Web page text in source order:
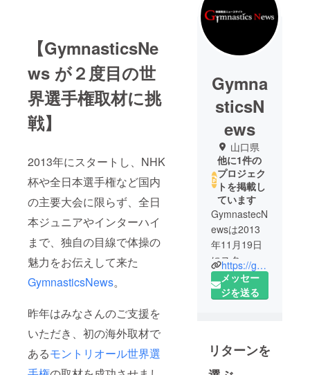
【GymnasticsNe
ws が２度目の世
界選手権取材に挑
戦】
2013年にスタートし、NHK
杯や全日本選手権など国内
の主要大会に限らず、全日
本ジュニアやインターハイ
まで、独自の目線で体操の
魅力をお伝えして来た
GymnasticsNews。
昨年はみなさんのご支援を
いただき、初の海外取材で
あるモントリオール世界選
Gymna
sticsN
ews
山口県
他に1件の
プロジェク
トを掲載し
ています
GymnastecN
ewsは2013
年11月19日
にスタート
いたしまし
た。
オ”くりら
じ”の番組か
https://gymnasticsnews.jp
メッセー
ジを送る
リターンを